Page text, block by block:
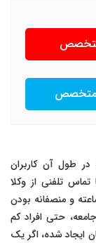
متخصص
متخصص
طول آن کاربران
تلفنی از وکلا
کنند. نکته مهم در توصیف این خدمت 24 ساعته و منصفانه بودن
حتی افراد کم
ایجاد شده، اگر یک